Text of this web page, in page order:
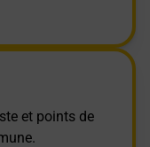
et points de